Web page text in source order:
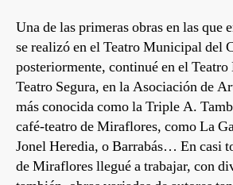
Una de las primeras obras en las que
se realizó en el Teatro Municipal del
posteriormente, continué en el
Teatro Segura, en la Asociación de
más conocida como la Triple A.
café-teatro de Miraflores, como La
Jonel Heredia, o Barrabás… En casi
de Miraflores llegué a trabajar, con